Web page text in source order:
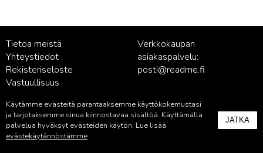
Tietoa meistä
Yhteystiedot
Rekisteriseloste
Vastuullisuus
Verkkokaupan
asiakaspalvelu:
posti@readme.fi
Kustantamon asiakaspalvelu:
palvelu@readme.fi
Käytämme evästeitä parantaaksemme käyttökokemustasi
ja tarjotaksemme sinua kiinnostavaa sisältöä. Käyttämällä
palvelua hyväksyt evästeiden käytön. Lue lisää
evästekäytännöstämme.
JATKA